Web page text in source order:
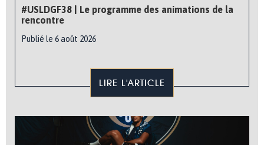
#USLDGF38 | Le programme des animations de la
rencontre
Publié le 6 août 2026
LIRE L'ARTICLE